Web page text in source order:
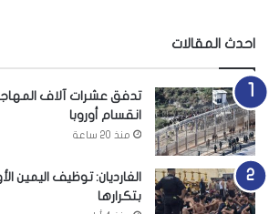
احدث المقالات
تدفق عشرات آلاف
انقسام أوروبا
منذ 20 ساعة
الغارديان: توظيف اليمين
بتكرارها